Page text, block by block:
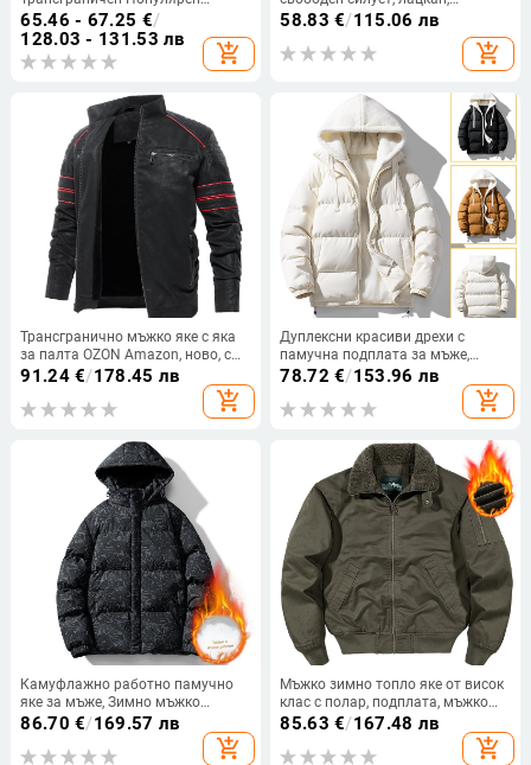
Пуловер с Шал и Пелерина
Вълнено Връхно Облекло за Мъже
65.46 - 67.25 €/
128.03 - 131.53 лв
add_shopping_cart
еднобортно, 87% памук
58.83 €/115.06 лв
add_shopping_cart
Трансгранично мъжко яке с яка
за палта OZON Amazon, ново, с
висока яка и закачалка,
ежедневие, удебелено мъжко
есенно и зимно яке от кожа
91.24€/178.45 лв
add_shopping_cart
Дуплексни красиви дрехи с
памучна подплата за мъже,
модерни маркови шевове с
двукомпонентно пухено палто с
модно палто за двойки
78.72 €/153.96 лв
add_shopping_cart
Камуфлажно работно памучно
яке за мъже, Зимно мъжко
памучно палто с качулка 2025,
Удебелено свободно студентско
пухено яке
86.70 €/169.57 лв
add_shopping_cart
Мъжко зимно топло яке от висок
клас с полар, подплата, мъжко
бомбър яке от висок клас,
гащеризон с памучна подплата
85.63 €/167.48 лв
add_shopping_cart